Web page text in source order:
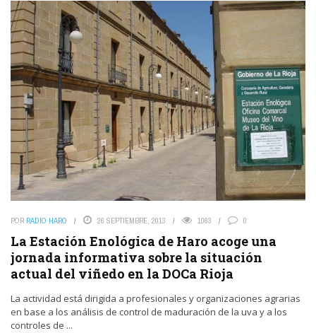
POR RADIO HARO 26 SEPTIEMBRE, 2013 1063 0
La Estación Enológica de Haro acoge una
jornada informativa sobre la situación
actual del viñedo en la DOCa Rioja
La actividad está dirigida a profesionales y organizaciones agrarias
en base a los análisis de control de maduración de la uva y a los
controles de ...